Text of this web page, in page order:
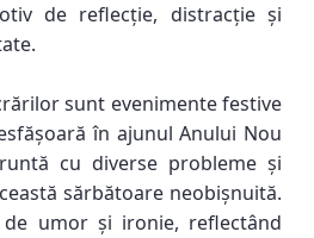
de reflecție, distracție și
sunt evenimente festive
în ajunul Anului Nou
cu diverse probleme și
sărbătoare neobișnuită.
de umor și ironie, reflectând